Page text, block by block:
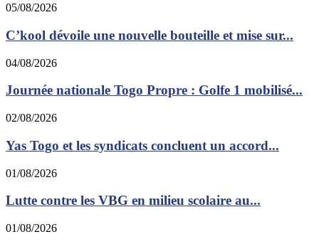
05/08/2026
C’kool dévoile une nouvelle bouteille et mise sur...
04/08/2026
Journée nationale Togo Propre : Golfe 1 mobilisé...
02/08/2026
Yas Togo et les syndicats concluent un accord...
01/08/2026
Lutte contre les VBG en milieu scolaire au...
01/08/2026